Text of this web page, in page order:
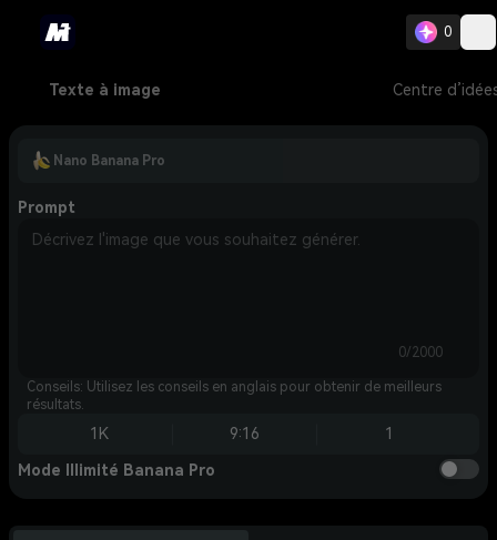
0
Texte à image Centre
Nano Banana Pro
Prompt
0/2000
Conseils: Utilisez les conseils en anglais pour obtenir de meilleurs
résultats.
1K 9:16 1
Mode Illimité Banana Pro